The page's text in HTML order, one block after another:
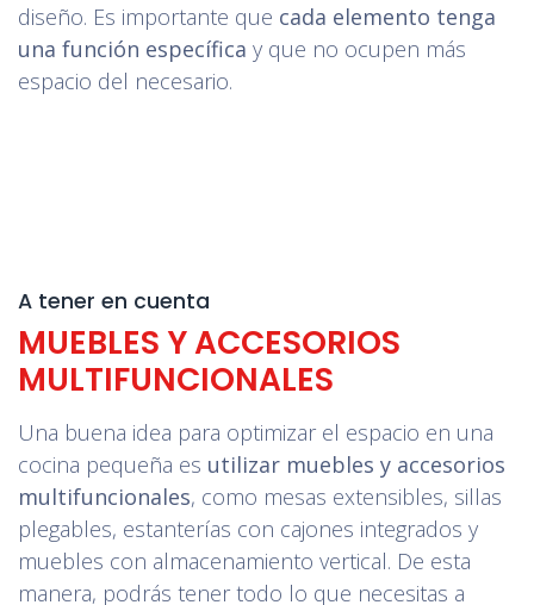
diseño. Es importante que cada elemento tenga
una función específica y que no ocupen más
espacio del necesario.
A tener en cuenta
MUEBLES Y ACCESORIOS
MULTIFUNCIONALES
Una buena idea para optimizar el espacio en una
cocina pequeña es utilizar muebles y accesorios
multifuncionales, como mesas extensibles, sillas
plegables, estanterías con cajones integrados y
muebles con almacenamiento vertical. De esta
manera, podrás tener todo lo que necesitas a